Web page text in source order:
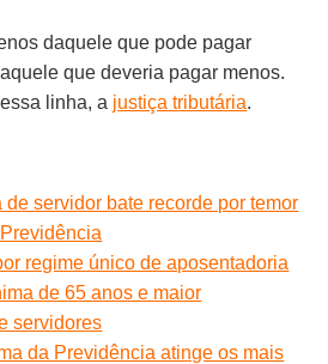
daquele que pode pagar
que deveria pagar menos.
linha, a justiça tributária.
servidor bate recorde por temor
regime único de aposentadoria
de 65 anos e maior
servidores
da Previdência atinge os mais